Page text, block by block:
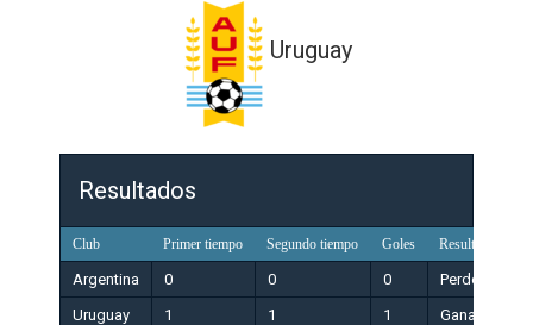
Uruguay
Resultados
Club Primer tiempo Segundo tiempo Goles Resultado
Argentina 0 0 0
Perdedor
Uruguay
1 1 1 Ganador